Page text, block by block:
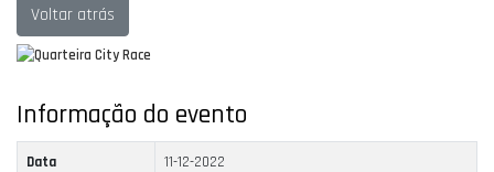
Voltar atrás
Informação do evento
Data 11-12-2022